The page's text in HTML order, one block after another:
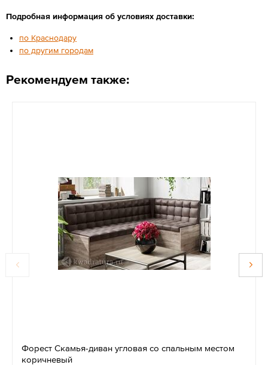
Подробная информация об условиях доставки:
по Краснодару
по другим городам
Рекомендуем также:
Форест Скамья-диван угловая со спальным местом
коричневый